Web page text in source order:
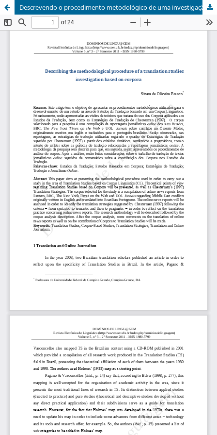
Descrevendo o procedimento metodológico de uma investigação de estudos de tradução baseada em corpora